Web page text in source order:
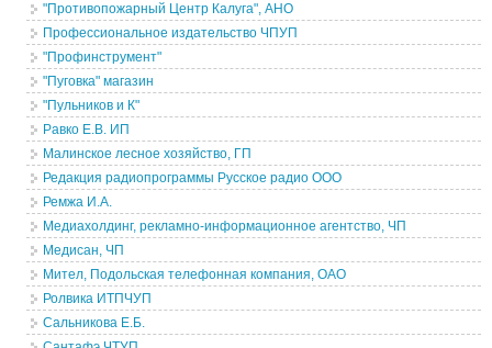
"Противопожарный Центр Калуга", АНО
Профессиональное издательство ЧПУП
"Профинструмент"
"Пуговка" магазин
"Пульников и К"
Равко Е.В. ИП
Малинское лесное хозяйство, ГП
Редакция радиопрограммы Русское радио ООО
Ремжа И.А.
Медиахолдинг, рекламно-информационное агентство, ЧП
Медисан, ЧП
Мител, Подольская телефонная компания, ОАО
Ролвика ИТПЧУП
Сальникова Е.Б.